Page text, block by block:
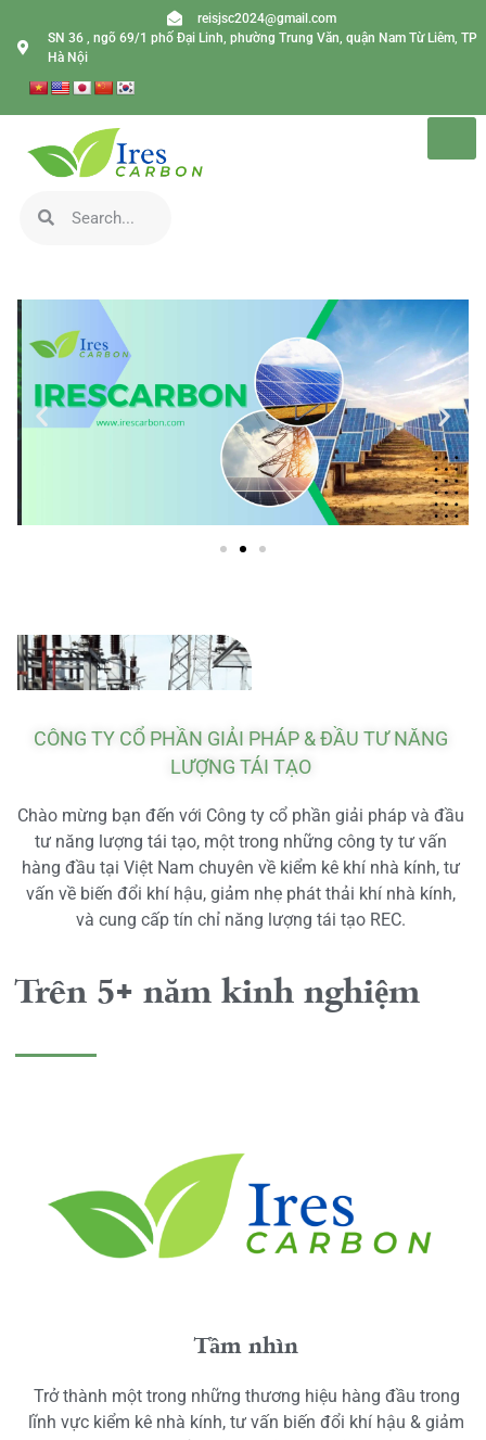
reisjsc2024@gmail.com
SN 36 , ngõ 69/1 phố Đại Linh, phường Trung Văn, quận Nam Từ Liêm, TP
Hà Nội
CÔNG TY CỔ PHẦN GIẢI PHÁP & ĐẦU TƯ NĂNG
LƯỢNG TÁI TẠO
Chào mừng bạn đến với Công ty cổ phần giải pháp và đầu
tư năng lượng tái tạo, một trong những công ty tư vấn
hàng đầu tại Việt Nam chuyên về kiểm kê khí nhà kính, tư
vấn về biến đổi khí hậu, giảm nhẹ phát thải khí nhà kính,
và cung cấp tín chỉ năng lượng tái tạo REC.
Trên 5+ năm kinh nghiệm
Tầm nhìn
Trở thành một trong những thương hiệu hàng đầu trong
lĩnh vực kiểm kê nhà kính, tư vấn biến đổi khí hậu & giảm